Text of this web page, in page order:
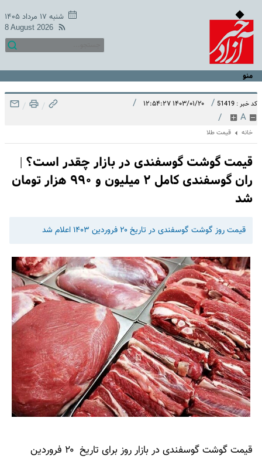
شنبه ۱۷ مرداد ۱۴۰۵
8 August 2026
منو
کد خبر : 51419 / ۱۴۰۳/۰۱/۲۰ ۱۲:۵۴:۲۷ /
A
/
/
/
خانه قیمت طلا
قیمت گوشت گوسفندی در بازار چقدر است؟ |
ران گوسفندی کامل ۲ میلیون و ۹۹۰ هزار تومان
شد
قیمت روز گوشت گوسفندی در تاریخ ۲۰ فروردین ۱۴۰۳ اعلام شد
قیمت گوشت گوسفندی در بازار روز برای تاریخ ۲۰ فروردین